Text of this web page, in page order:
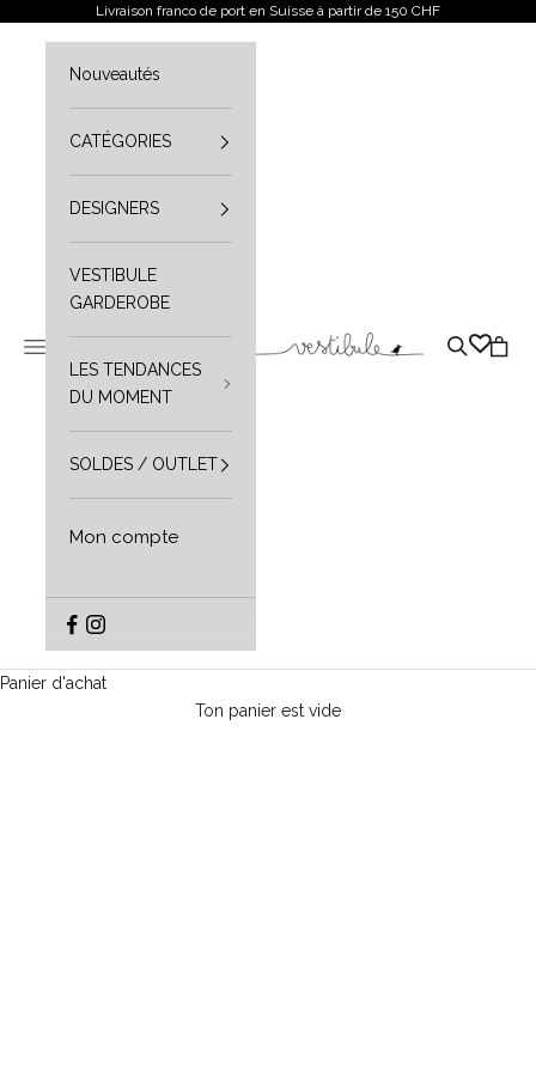
Aller au contenuLivraison franco de port en Suisse à partir de 150 CHF
Vestibule
Ouvrir le menu de navigation Ouvrir la
Nouveautés
CATÉGORIES
DESIGNERS
VESTIBULE
GARDEROBE
LES TENDANCES
DU MOMENT
SOLDES / OUTLET
Mon compte
Panier d'achat
Ton panier est vide